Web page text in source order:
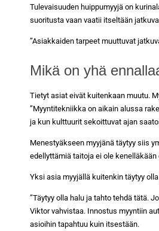
Tulevaisuuden huippumyyjä on
suoritusta vaan vaatii itseltään
”Asiakkaiden tarpeet muuttuvat
Mikä on yhä
Tietyt asiat eivät kuitenkaan muutu.
”Myyntitekniikka on aikain alussa
ja kun kulttuurit sekoittuvat ajan
Menestyäkseen myyjänä täytyy siis
edellyttämiä taitoja ei ole
Yksi asia myyjällä kuitenkin täytyy
”Täytyy olla halu ja tahto tehdä tätä.
Viktor vahvistaa. Innostus myyntiin
asioihin tapahtuu kuin itsestään.